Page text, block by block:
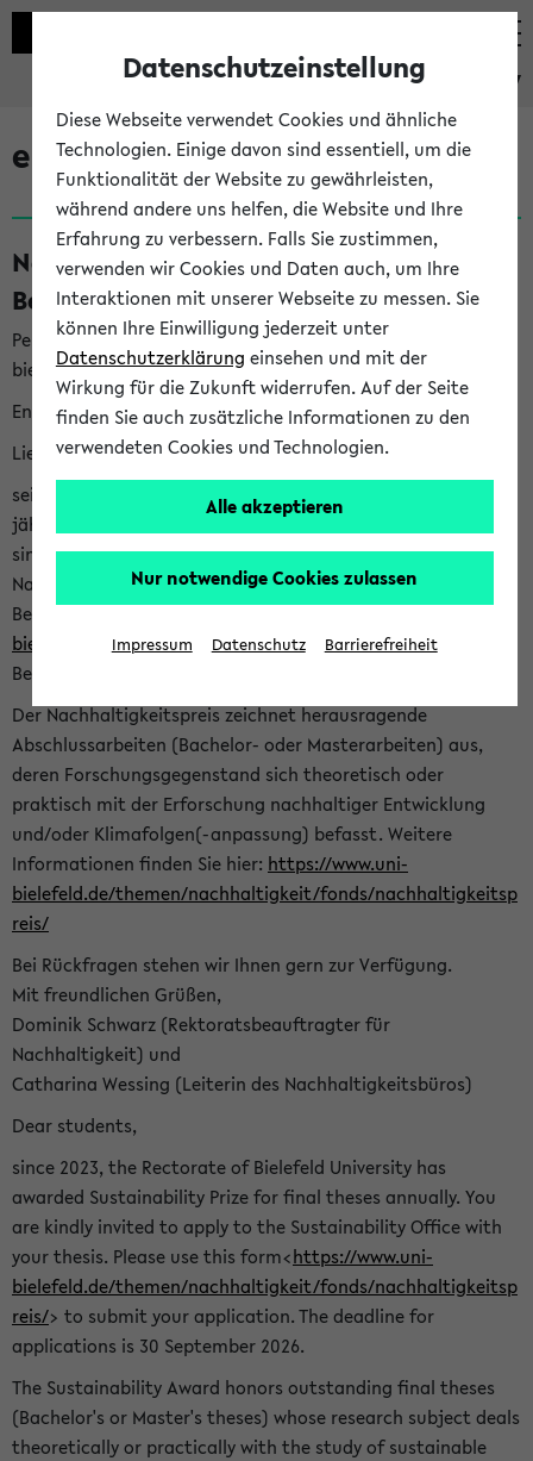
eKVV
eKVV News
Nachhaltigkeitspreis 2026:
Bewerbungsphase gestartet (06.08.26)
Per E-Mail eingestellt von nachhaltigkeitsbuero@uni-
bielefeld.de an den Verteiler 'Alle Studierenden':
English version below
Liebe Studierende,
seit 2023 verleiht das Rektorat der Universität Bielefeld
jährlich den Nachhaltigkeitspreis für Abschlussarbeiten. Sie
sind herzlich eingeladen sich mit Ihrer Abschlussarbeit beim
Nachhaltigkeitsbüro zu bewerben. Bitte nutzen Sie für Ihre
Bewerbung dieses Formular<https://formulare.uni-
bielefeld.de/frontend-server/form/provide/913/>. Die
Bewerbungsfrist endet am 30.09.2026.
Der Nachhaltigkeitspreis zeichnet herausragende
Abschlussarbeiten (Bachelor- oder Masterarbeiten) aus,
deren Forschungsgegenstand sich theoretisch oder
praktisch mit der Erforschung nachhaltiger Entwicklung
und/oder Klimafolgen(-anpassung) befasst. Weitere
Informationen finden Sie hier: https://www.uni-
bielefeld.de/themen/nachhaltigkeit/fonds/nachhaltigkeitsp
reis/
Bei Rückfragen stehen wir Ihnen gern zur Verfügung.
Mit freundlichen Grüßen,
Dominik Schwarz (Rektoratsbeauftragter für
Nachhaltigkeit) und
Catharina Wessing (Leiterin des Nachhaltigkeitsbüros)
Dear students,
since 2023, the Rectorate of Bielefeld University has
awarded Sustainability Prize for final theses annually. You
are kindly invited to apply to the Sustainability Office with
your thesis. Please use this form<https://www.uni-
bielefeld.de/themen/nachhaltigkeit/fonds/nachhaltigkeitsp
reis/> to submit your application. The deadline for
applications is 30 September 2026.
The Sustainability Award honors outstanding final theses
(Bachelor's or Master's theses) whose research subject deals
theoretically or practically with the study of sustainable
Datenschutzeinstellung
Diese Webseite verwendet Cookies und ähnliche
Technologien. Einige davon sind essentiell, um die
Funktionalität der Website zu gewährleisten,
während andere uns helfen, die Website und Ihre
Erfahrung zu verbessern. Falls Sie zustimmen,
verwenden wir Cookies und Daten auch, um Ihre
Interaktionen mit unserer Webseite zu messen. Sie
können Ihre Einwilligung jederzeit unter
Datenschutzerklärung einsehen und mit der
Wirkung für die Zukunft widerrufen. Auf der Seite
finden Sie auch zusätzliche Informationen zu den
verwendeten Cookies und Technologien.
Alle akzeptieren
Nur notwendige Cookies zulassen
Impressum Datenschutz Barrierefreiheit